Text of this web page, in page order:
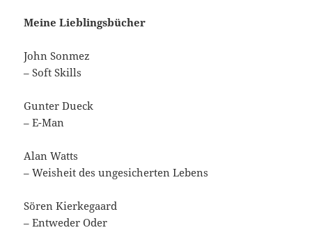
Meine Lieblingsbücher
John Sonmez
– Soft Skills
Gunter Dueck
– E-Man
Alan Watts
– Weisheit des ungesicherten Lebens
Sören Kierkegaard
– Entweder Oder